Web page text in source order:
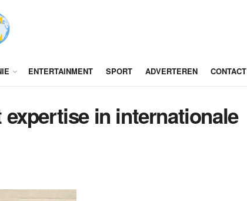
ENTERTAINMENT SPORT ADVERTEREN CONTACT
in internationale